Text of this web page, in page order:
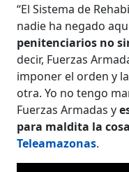
“El Sistema de
nadie ha negado
penitenciarios no
decir, Fuerzas
imponer el orden y
otra. Yo no tengo
Fuerzas Armadas y
para maldita la
Teleamazonas.